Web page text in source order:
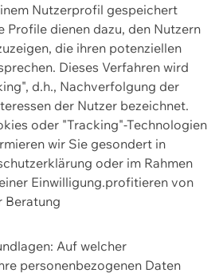
Nutzerprofil gespeichert
Profile dienen dazu, den Nutzern
die ihren potenziellen
Dieses Verfahren wird
d.h., Nachverfolgung der
der Nutzer bezeichnet.
oder "Tracking"-Technologien
wir Sie gesondert in
oder im Rahmen
Einwilligung.profitieren von
Beratung
Auf welcher
personenbezogenen Daten